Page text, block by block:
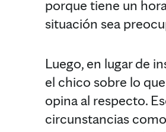
porque tiene un
situación sea
Luego, en lugar de
el chico sobre lo
opina al respecto.
circunstancias